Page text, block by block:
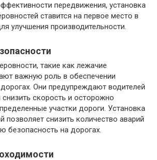
передвижения, установка
ставится на первое место в
улучшения производительности.
такие как лежачие
важную роль в обеспечении
Они предупреждают водителей
скорость и осторожно
участки дороги. Установка
позволяет снизить количество аварий
безопасность на дорогах.